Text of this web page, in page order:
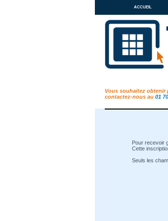
accueil
Vous souhaitez
contactez-nous au 01
Pour recevoir
Cette
Seuls les